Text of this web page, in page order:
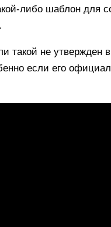
либо шаблон для
не утвержден
если его